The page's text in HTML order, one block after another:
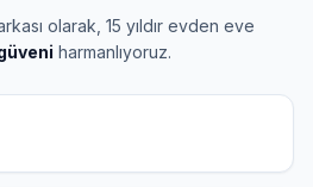
olarak, 15 yıldır evden eve
harmanlıyoruz.